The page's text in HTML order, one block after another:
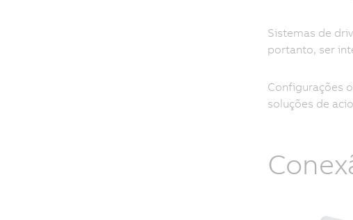
Sistemas de
portanto, ser
Configurações
soluções de